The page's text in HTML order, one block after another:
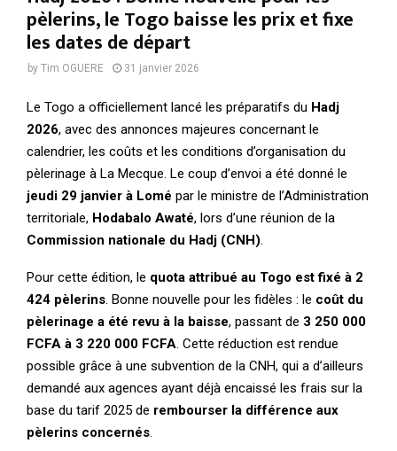
pèlerins, le Togo baisse les prix et fixe
les dates de départ
by Tim OGUERE 31 janvier 2026
Le Togo a officiellement lancé les préparatifs du Hadj
2026, avec des annonces majeures concernant le
calendrier, les coûts et les conditions d’organisation du
pèlerinage à La Mecque. Le coup d’envoi a été donné le
jeudi 29 janvier à Lomé par le ministre de l’Administration
territoriale, Hodabalo Awaté, lors d’une réunion de la
Commission nationale du Hadj (CNH)
Pour cette édition, le quota attribué au Togo est fixé à 2
424 pèlerins . Bonne nouvelle pour les fidèles : le coût du
pèlerinage a été revu à la baisse, passant de 3 250 000
FCFA à 3 220 000 FCFA . Cette réduction est rendue
possible grâce à une subvention de la CNH, qui a d’ailleurs
demandé aux agences ayant déjà encaissé les frais sur la
base du tarif 2025 de rembourser la différence aux
pèlerins concernés